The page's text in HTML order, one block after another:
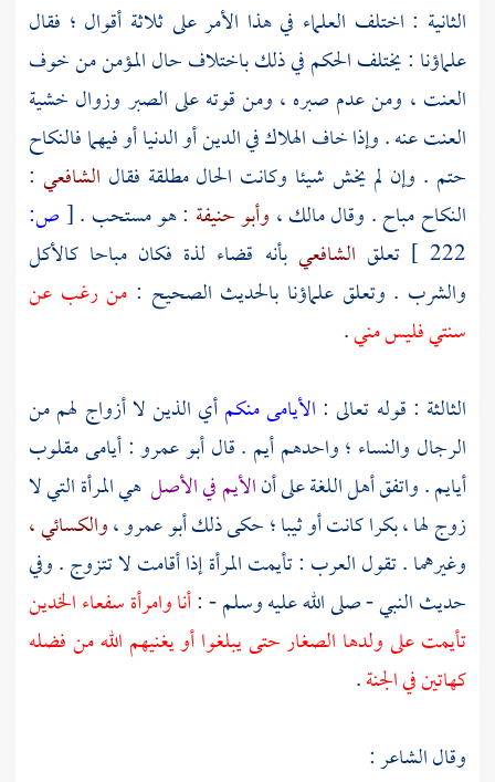
الثانية : اختلف العلماء في هذا الأمر على ثلاثة أقوال ؛ فقال
علماؤنا : يختلف الحكم في ذلك باختلاف حال المؤمن من خوف
العنت ، ومن عدم صبره ، ومن قوته على الصبر وزوال خشية
العنت عنه . وإذا خاف الهلاك في الدين أو الدنيا أو فيهما فالنكاح
حتم . وإن لم يخش شيئا وكانت الحال مطلقة فقال الشافعي :
النكاح مباح . وقالمالك ، وأبو حنيفة : هو مستحب .[ص:
222 ]
تعلق الشافعيبأنه قضاء لذة فكان مباحا كالأكل
والشرب . وتعلق علماؤنا بالحديث الصحيح : من رغب عن
سنتي فليس مني.
الثالثة : قوله تعالى : الأيامى منكمأي الذين لا أزواج لهم من
الرجال والنساء ؛ واحدهم أيم . قالأبو عمرو: أيامى مقلوب
أيايم . واتفق أهل اللغة على أنالأيم في الأصل هي المرأة التي لا
زوج لها ، بكرا كانت أو ثيبا ؛ حكى ذلكأبو عمرو ،والكسائي ،
وغيرهما . تقول العرب : تأيمت المرأة إذا أقامت لا تتزوج . وفي
حديث النبي - صلى الله عليه وسلم - :أنا وامرأة سفعاء الخدين
تأيمت على ولدها الصغار حتى يبلغوا أو يغنيهم الله من فضله
كهاتين في الجنة.
وقال الشاعر :